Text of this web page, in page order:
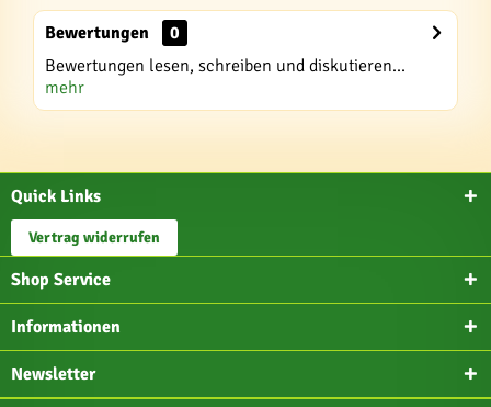
Bewertungen
0
Bewertungen lesen, schreiben und diskutieren...
mehr
Quick Links
Vertrag widerrufen
Shop Service
Informationen
Newsletter